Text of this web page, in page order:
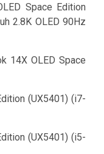
Space Edition
2.8K OLED 90Hz
14X OLED Space
(UX5401) (i7-
(UX5401) (i5-